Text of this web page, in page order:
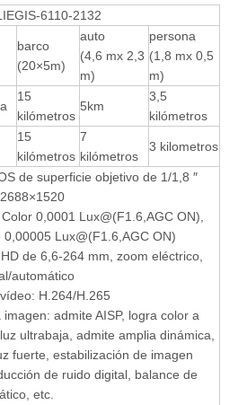
6110-2132
barco
(20×5m)
auto
(4,6 mx 2,3
m)
persona
(1,8 mx 0,5
m)
15
kilómetros
5km
3,5
kilómetros
15
kilómetros
7
kilómetros
3 kilometros
de superficie objetivo de 1/1,8 ″
0,0001 Lux@(F1.6,AGC ON),
0,00005 Lux@(F1.6,AGC ON)
de 6,6-264 mm, zoom eléctrico,
automático
H.264/H.265
admite AISP, logra color a
ultrabaja, admite amplia dinámica,
fuerte, estabilización de imagen
de ruido digital, balance de
etc.